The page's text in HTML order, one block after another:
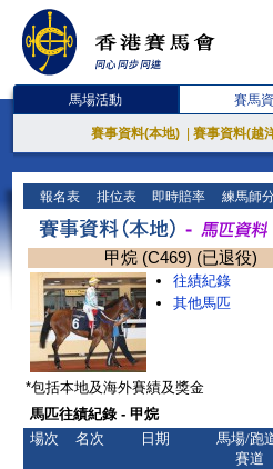
馬場活動 賽馬
賽事資料(本地) 賽事資料(越
報名表 排位表 即時賠率 練馬師
甲烷 (C469) (已退役)
往績紀錄
其他馬匹
*包括本地及海外賽績及獎金
馬匹往績紀錄 - 甲烷
場次
名次 日期
馬場/跑
賽道